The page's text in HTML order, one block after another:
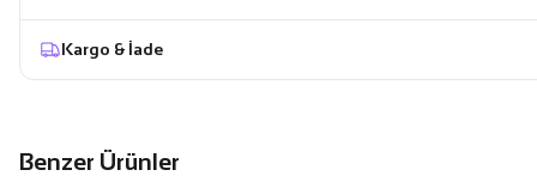
Kargo & İade
Benzer Ürünler